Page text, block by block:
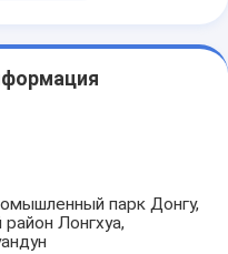
парк Донгу,
Лонгхуа,